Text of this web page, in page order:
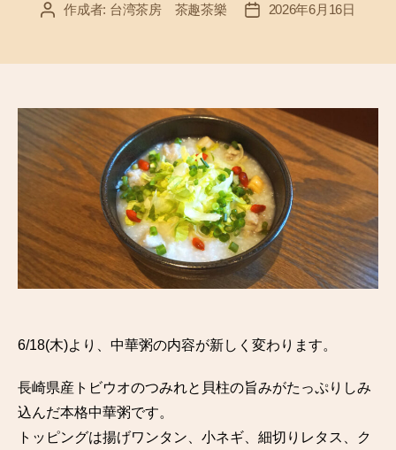
投 作成者: 台湾茶房 茶趣茶樂
投
2026年6月16日
6/18(木)より、中華粥の内容が新しく変わります。
長崎県産トビウオのつみれと貝柱の旨みがたっぷりしみ
込んだ本格中華粥です。
トッピングは揚げワンタン、小ネギ、細切りレタス、ク